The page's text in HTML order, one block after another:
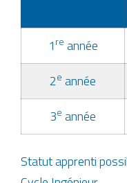
1 re année
2e année
3e année
Statut apprenti